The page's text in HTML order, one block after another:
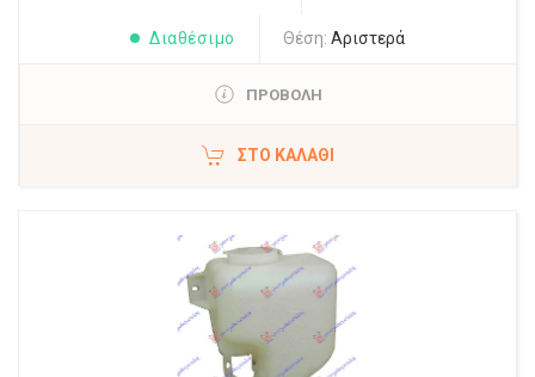
Διαθέσιμο Θέση: Αριστερά
ΠΡΟΒΟΛΗ
ΣΤΟ ΚΑΛΆΘΙ